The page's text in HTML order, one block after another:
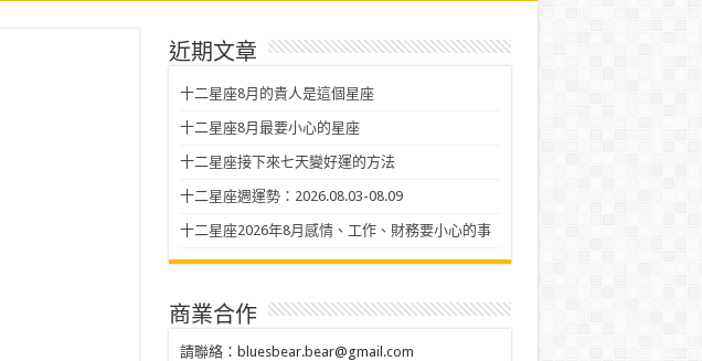
近期文章
十二星座8月的貴人是這個星座
十二星座8月最要小心的星座
十二星座接下來七天變好運的方法
十二星座週運勢：2026.08.03-08.09
十二星座2026年8月感情、工作、財務要小心的事
商業合作
請聯絡： bluesbear.bear@gmail.com